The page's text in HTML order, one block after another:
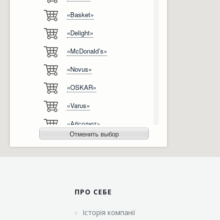
Відгуки
Ліцензії, сертифікати, дипломи
Автоматизація
Сервіс
«Basket»
«Delight»
«McDonald’s»
«Novus»
«OSKAR»
«Varus»
«Абсолют»
«Агро-Овен»
«Бімаркет»
«Брусничка»
Отменить выбор
ПРО СЕБЕ
Історія компанії